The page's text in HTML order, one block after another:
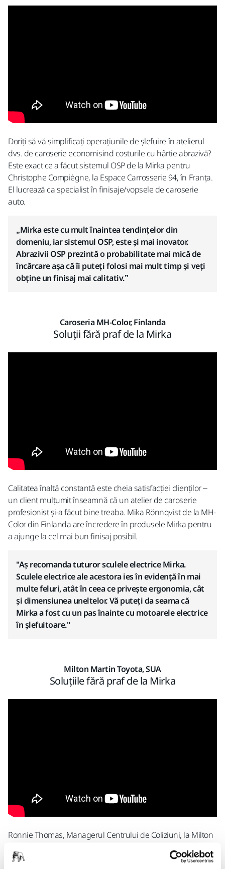
Doriți să vă simplificați operațiunile de șlefuire în atelierul
dvs. de caroserie economisind costurile cu hârtie abrazivă?
Este exact ce a făcut sistemul OSP de la Mirka pentru
Christophe Compiègne, la Espace Carrosserie 94, în Franța.
El lucrează ca specialist în finisaje/vopsele de caroserie
auto.
„Mirka este cu mult înaintea tendințelor din
domeniu, iar sistemul OSP, este și mai inovator.
Abrazivii OSP prezintă o probabilitate mai mică de
încărcare așa că îi puteți folosi mai mult timp și veți
obține un finisaj mai calitativ.”
Caroseria MH-Color, Finlanda
Soluții fără praf de la Mirka
Calitatea înaltă constantă este cheia satisfacției clienților –
un client mulțumit înseamnă că un atelier de caroserie
profesionist și-a făcut bine treaba. Mika Rönnqvist de la MH-
Color din Finlanda are încredere în produsele Mirka pentru
a ajunge la cel mai bun finisaj posibil.
"Aș recomanda tuturor sculele electrice Mirka.
Sculele electrice ale acestora ies în evidență în mai
multe feluri, atât în ​​ceea ce privește ergonomia, cât
și dimensiunea uneltelor. Vă puteți da seama că
Mirka a fost cu un pas înainte cu motoarele electrice
în șlefuitoare."
Milton Martin Toyota, SUA
Soluțiile fără praf de la Mirka
Ronnie Thomas, Managerul Centrului de Coliziuni, la Milton
soluția de șlefuire fără praf de la Mirka îi economisește atât